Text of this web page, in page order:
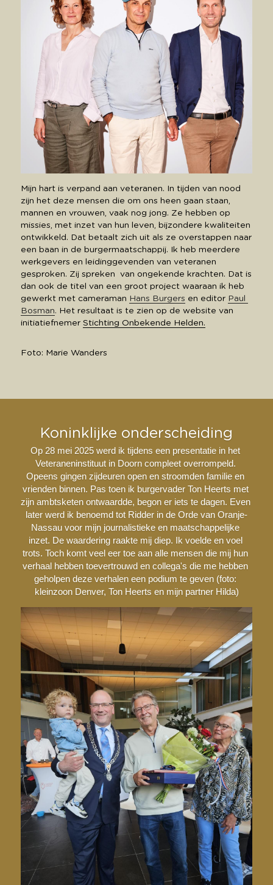
Mijn hart is verpand aan veteranen. In tijden van nood
zijn het deze mensen die om ons heen gaan staan,
mannen en vrouwen, vaak nog jong. Ze hebben op
missies, met inzet van hun leven, bijzondere kwaliteiten
ontwikkeld. Dat betaalt zich uit als ze overstappen naar
een baan in de burgermaatschappij. Ik heb meerdere
werkgevers en leidinggevenden van veteranen
gesproken. Zij spreken  van ongekende krachten. Dat is
dan ook de titel van een groot project waaraan ik heb
gewerkt met cameraman Hans Burgers en editor Paul
Bosman. Het resultaat is te zien op de website van
initiatiefnemer Stichting Onbekende Helden.
Foto: Marie Wanders
Koninklijke onderscheiding
Op 28 mei 2025 werd ik tijdens een presentatie in het
Veteraneninstituut in Doorn compleet overrompeld.
Opeens gingen zijdeuren open en stroomden familie en
vrienden binnen. Pas toen ik burgervader Ton Heerts met
zijn ambtsketen ontwaardde, begon er iets te dagen. Even
later werd ik benoemd tot Ridder in de Orde van Oranje-
Nassau voor mijn journalistieke en maatschappelijke
inzet. De waardering raakte mij diep. Ik voelde en voel
trots. Toch komt veel eer toe aan alle mensen die mij hun
verhaal hebben toevertrouwd en collega's die me hebben
geholpen deze verhalen een podium te geven (foto:
kleinzoon Denver, Ton Heerts en mijn partner Hilda)